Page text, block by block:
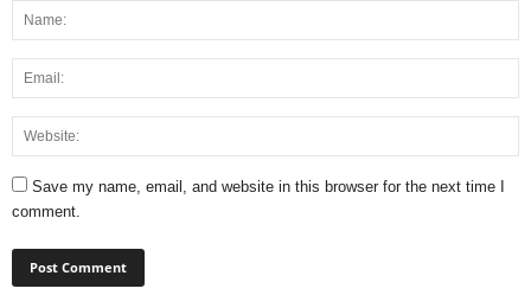
Save my name, email, and website in this browser for the next time I
comment.